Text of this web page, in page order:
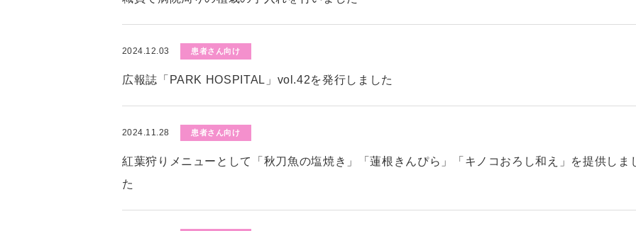
2024.12.03 患者さん向け
広報誌「PARK HOSPITAL」vol.42を発行しました
2024.11.28 患者さん向け
紅葉狩りメニューとして「秋刀魚の塩焼き」「蓮根きんぴら」「キノコおろし和え」を提供しま
た